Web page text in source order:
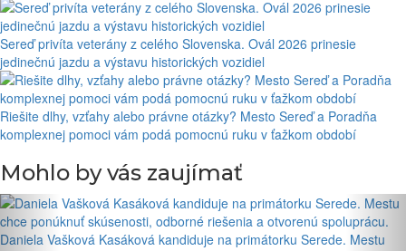
Sereď privíta veterány z celého Slovenska. Ovál 2026 prinesie
jedinečnú jazdu a výstavu historických vozidiel
Riešite dlhy, vzťahy alebo právne otázky? Mesto Sereď a Poradňa
komplexnej pomoci vám podá pomocnú ruku v ťažkom období
Mohlo by vás zaujímať
Daniela Vašková Kasáková kandiduje na primátorku Serede. Mestu